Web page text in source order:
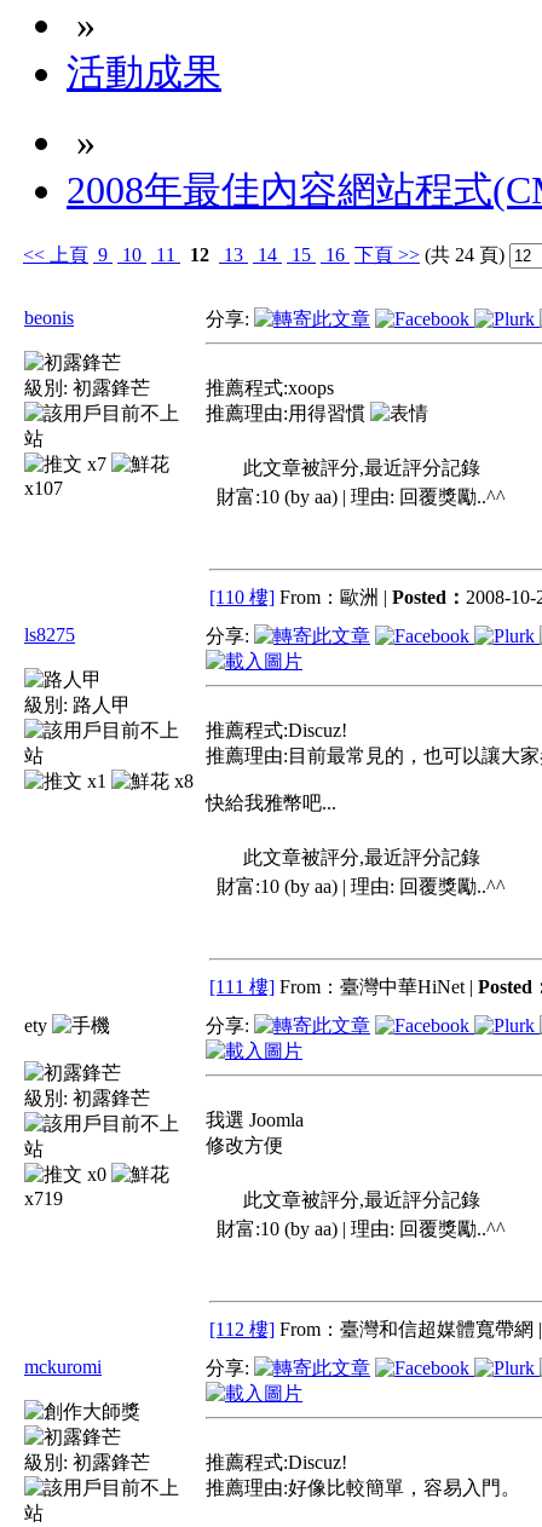
»
活動成果
»
2008年最佳內容網站程式
<< 上頁 9 10 11 12 13 14 15 16 下頁 >> (共 24 頁)
beonis
級別: 初露鋒芒
x7
x107
分享:
推薦程式:xoops
推薦理由:用得習慣
此文章被評分,最近評分記錄
財富:10 (by aa) | 理由: 回覆獎勵..^^
[110 樓] From：歐洲 | Posted： 2008-10-
ls8275
級別: 路人甲
x1 x8
分享:
推薦程式:Discuz!
推薦理由:目前最常見的，也可以讓大
快給我雅幣吧...
此文章被評分,最近評分記錄
財富:10 (by aa) | 理由: 回覆獎勵..^^
[111 樓] From：臺灣中華HiNet | Posted
ety
級別: 初露鋒芒
x0
x719
分享:
我選 Joomla
修改方便
此文章被評分,最近評分記錄
財富:10 (by aa) | 理由: 回覆獎勵..^^
[112 樓] From：臺灣和信超媒體寬帶網
mckuromi
級別: 初露鋒芒
分享:
推薦程式:Discuz!
推薦理由:好像比較簡單，容易入門。